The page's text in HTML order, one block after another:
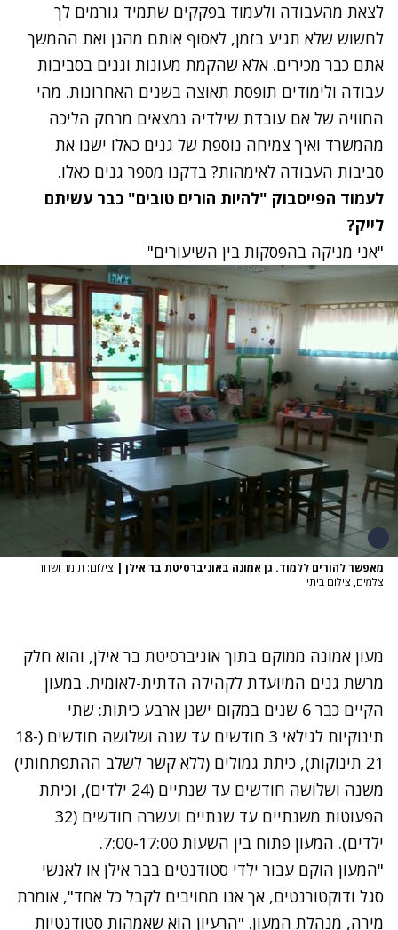
לצאת מהעבודה ולעמוד בפקקים שתמיד גורמים לך
לחשוש שלא תגיע בזמן, לאסוף אותם מהגן ואת ההמשך
אתם כבר מכירים. אלא שהקמת מעונות וגנים בסביבות
עבודה ולימודים תופסת תאוצה בשנים האחרונות. מהי
החוויה של אם עובדת שילדיה נמצאים מרחק הליכה
מהמשרד ואיך צמיחה נוספת של גנים כאלו ישנו את
סביבות העבודה לאימהות? בדקנו מספר גנים כאלו.
לעמוד הפייסבוק "להיות הורים טובים" כבר עשיתם
לייק?
"אני מניקה בהפסקות בין השיעורים"
מאפשר להורים ללמוד. גן אמונה באוניברסיטת בר אילן | צילום: תומר ושחר
צלמים, צילום ביתי
מעון אמונה ממוקם בתוך אוניברסיטת בר אילן, והוא חלק
מרשת גנים המיועדת לקהילה הדתית-לאומית. במעון
הקיים כבר 6 שנים במקום ישנן ארבע כיתות: שתי
תינוקיות לגילאי 3 חודשים עד שנה ושלושה חודשים (18-
21 תינוקות), כיתת גמולים (ללא קשר לשלב ההתפתחותי)
משנה ושלושה חודשים עד שנתיים (24 ילדים), וכיתת
הפעוטות משנתיים עד שנתיים ועשרה חודשים (32
ילדים). המעון פתוח בין השעות 7:00-17:00.
"המעון הוקם עבור ילדי סטודנטים בבר אילן או לאנשי
סגל ודוקטורנטים, אך אנו מחויבים לקבל כל אחד", אומרת
מירה, מנהלת המעון. "הרעיון הוא שאמהות סטודנטיות